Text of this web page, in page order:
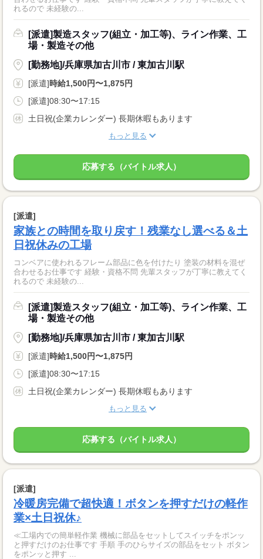
れるので 未経験の...
[派遣]製造スタッフ(組立・加工等)、ライン作業、工
場・製造その他
[勤務地]/兵庫県加古川市 / 東加古川駅
[派遣]時給1,500円〜1,875円
[派遣]08:30〜17:15
土日祝(企業カレンダー) 長期休暇もあります
もっと見る
応募する（バイトル求人）
[派遣]
家族との時間を取り戻す！残業なし選べる＆土
日祝休みの工場
コンベアに使われるフレーム部品に色を付けたり 塗装の材料を混ぜ
合わせるお仕事です 経験・資格不問 先輩スタッフが丁寧に教えてく
れるので 未経験の...
[派遣]製造スタッフ(組立・加工等)、ライン作業、工
場・製造その他
[勤務地]/兵庫県加古川市 / 東加古川駅
[派遣]時給1,500円〜1,875円
[派遣]08:30〜17:15
土日祝(企業カレンダー) 長期休暇もあります
もっと見る
応募する（バイトル求人）
[派遣]
冷暖房完備で超快適！ボタンを押すだけの軽作
業×土日祝休♪
≪工場内での簡単軽作業 機械に部品をセットしてスイッチをポンッ
と押すだけのお仕事です 手順 手のひらサイズの部品をセット ボタン
をポンッと押す ...